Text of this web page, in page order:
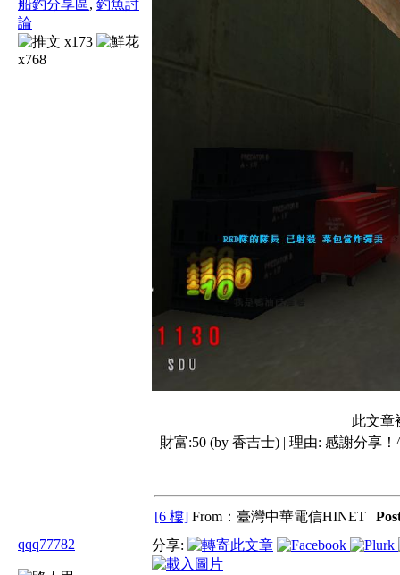
船釣分享區, 釣魚討
論
x173
x768
此文章
財富:50 (by 香吉士) | 理由: 感謝分享
[6 樓] From：臺灣中華電信HINET |
qqq77782
分享: